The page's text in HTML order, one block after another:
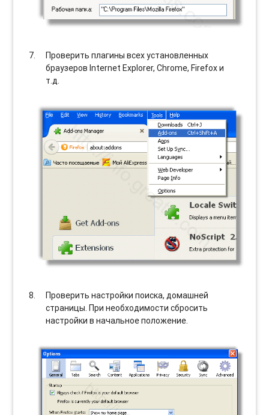
Проверить плагины всех установленных
браузеров Internet Explorer, Chrome, Firefox и
т.д.
Проверить настройки поиска, домашней
страницы. При необходимости сбросить
настройки в начальное положение.